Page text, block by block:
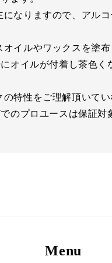
なりますので、アル
イルやワックスを塗
オイルが付着し茶色く
特性をご理解頂いて
のプロユースは保証対
Menu